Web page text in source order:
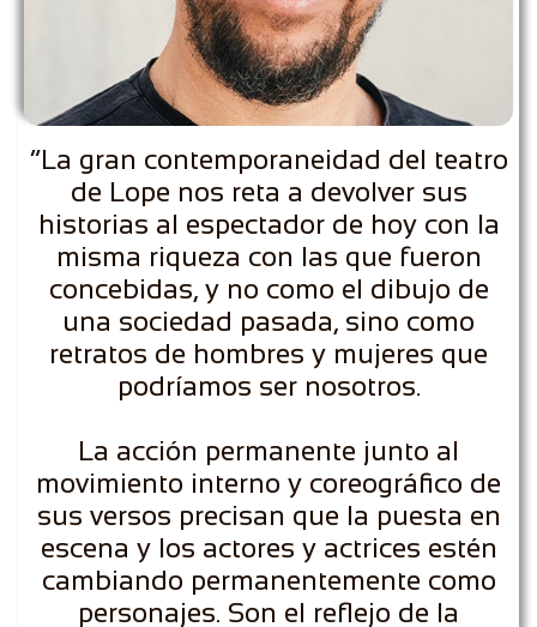
“La gran contemporaneidad del teatro
de Lope nos reta a devolver sus
historias al espectador de hoy con la
misma riqueza con las que fueron
concebidas, y no como el dibujo de
una sociedad pasada, sino como
retratos de hombres y mujeres que
podríamos ser nosotros.
La acción permanente junto al
movimiento interno y coreográfico de
sus versos precisan que la puesta en
escena y los actores y actrices estén
cambiando permanentemente como
personajes. Son el reflejo de la